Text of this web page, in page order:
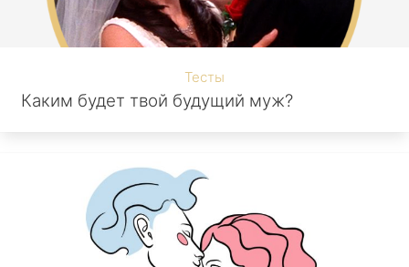
Тесты
Каким будет твой будущий муж?